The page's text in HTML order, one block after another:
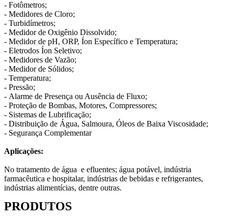
- Fotômetros;
- Medidores de Cloro;
- Turbidímetros;
- Medidor de Oxigênio Dissolvido;
- Medidor de pH, ORP, Íon Específico e Temperatura;
- Eletrodos Íon Seletivo;
- Medidores de Vazão;
- Medidor de Sólidos;
- Temperatura;
- Pressão;
- Alarme de Presença ou Ausência de Fluxo;
- Proteção de Bombas, Motores, Compressores;
- Sistemas de Lubrificação;
- Distribuição de Água, Salmoura, Óleos de Baixa Viscosidade;
- Segurança Complementar
Aplicações:
No tratamento de água e efluentes; água potável, indústria
farmacêutica e hospitalar, indústrias de bebidas e refrigerantes,
indústrias alimentícias, dentre outras.
PRODUTOS